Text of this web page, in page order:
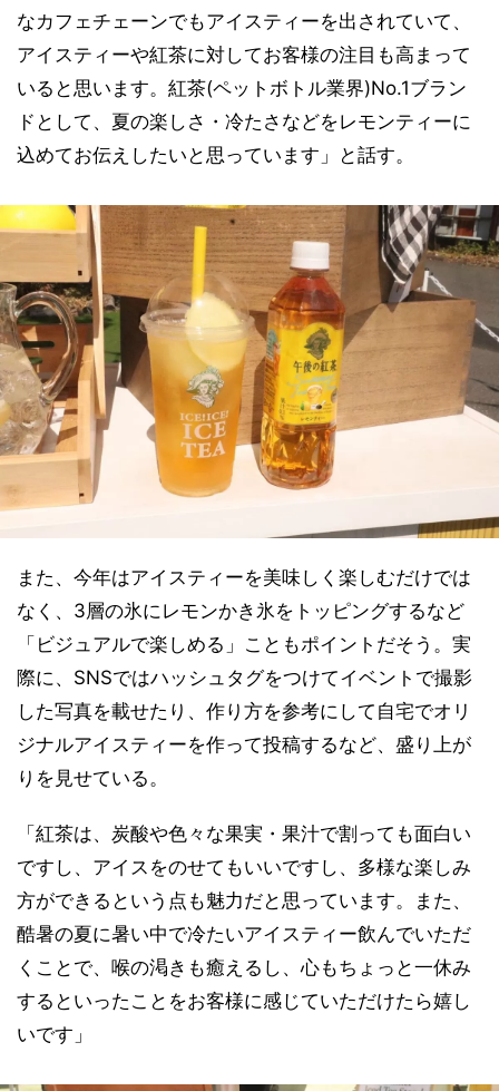
なカフェチェーンでもアイスティーを出されていて、
アイスティーや紅茶に対してお客様の注目も高まって
いると思います。紅茶(ペットボトル業界)No.1ブラン
ドとして、夏の楽しさ・冷たさなどをレモンティーに
込めてお伝えしたいと思っています」と話す。
また、今年はアイスティーを美味しく楽しむだけでは
なく、3層の氷にレモンかき氷をトッピングするなど
「ビジュアルで楽しめる」こともポイントだそう。実
際に、SNSではハッシュタグをつけてイベントで撮影
した写真を載せたり、作り方を参考にして自宅でオリ
ジナルアイスティーを作って投稿するなど、盛り上が
りを見せている。
「紅茶は、炭酸や色々な果実・果汁で割っても面白い
ですし、アイスをのせてもいいですし、多様な楽しみ
方ができるという点も魅力だと思っています。また、
酷暑の夏に暑い中で冷たいアイスティー飲んでいただ
くことで、喉の渇きも癒えるし、心もちょっと一休み
するといったことをお客様に感じていただけたら嬉し
いです」